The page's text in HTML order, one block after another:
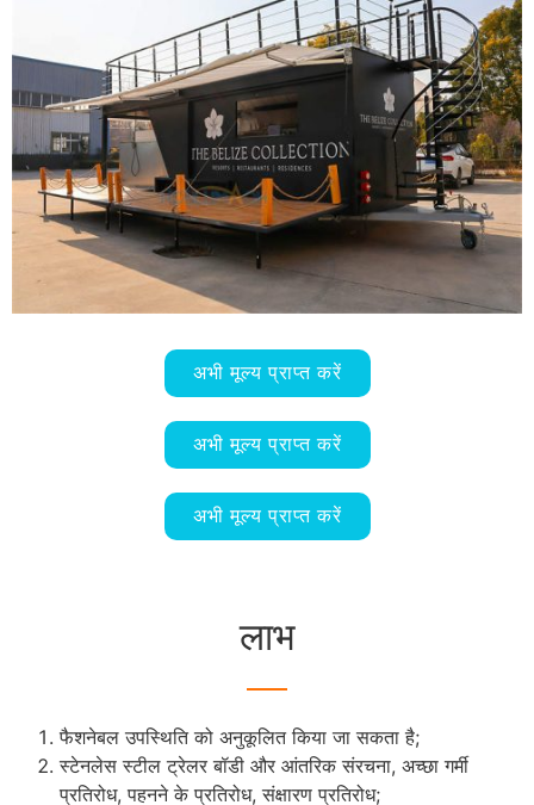
अभी मूल्य प्राप्त करें
अभी मूल्य प्राप्त करें
अभी मूल्य प्राप्त करें
लाभ
फैशनेबल उपस्थिति को अनुकूलित किया जा सकता है;
स्टेनलेस स्टील ट्रेलर बॉडी और आंतरिक संरचना, अच्छा गर्मी
प्रतिरोध, पहनने के प्रतिरोध, संक्षारण प्रतिरोध;